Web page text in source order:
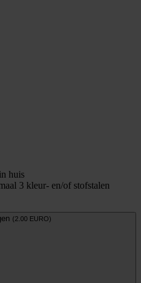
huis
3 kleur- en/of stofstalen
(2.00 EURO)